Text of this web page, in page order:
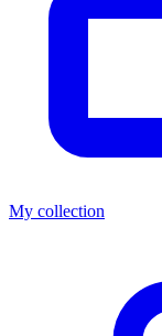
My collection